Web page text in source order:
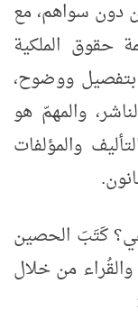
دون سواهم، مع
حقوق الملكية
بتفصيل ووضوح،
والمهمّ هو
والمؤلفات
كَتَبَ الحصين
من خلال